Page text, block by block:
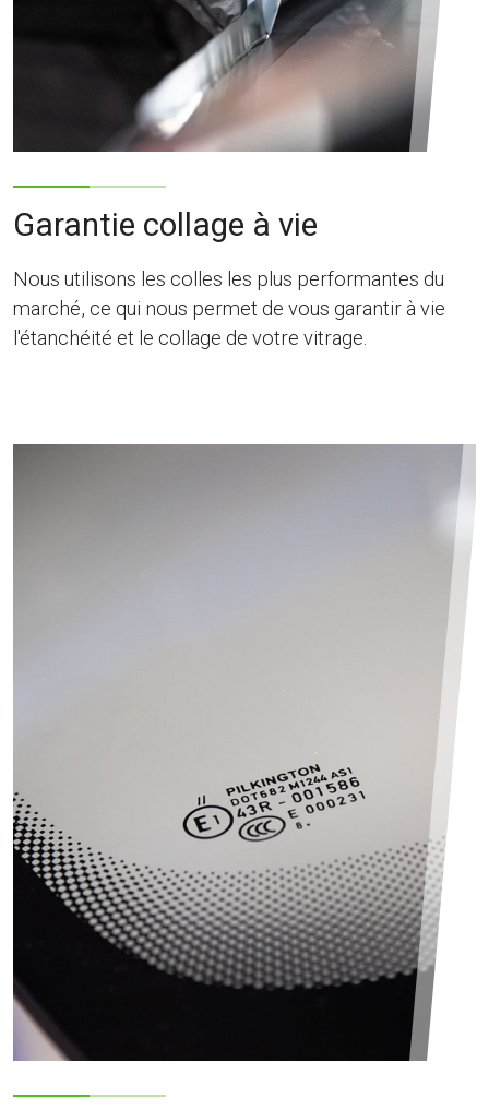
Garantie collage à vie
Nous utilisons les colles les plus performantes du
marché, ce qui nous permet de vous garantir à vie
l'étanchéité et le collage de votre vitrage.